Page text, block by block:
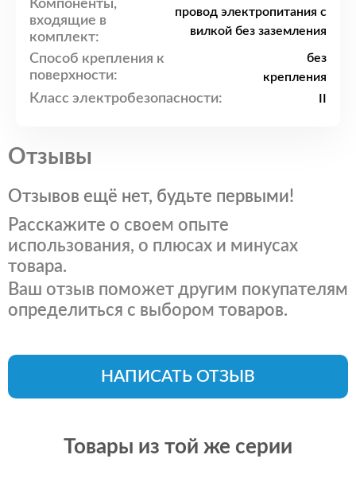
Компоненты,
входящие в
комплект:
провод электропитания с
вилкой без заземления
Способ крепления к
поверхности:
без
крепления
Класс электробезопасности:
Отзывы
Отзывов ещё нет, будьте первыми!
Расскажите о своем опыте
использования, о плюсах и минусах
товара.
Ваш отзыв поможет другим покупателям
определиться с выбором товаров.
НАПИСАТЬ ОТЗЫВ
Товары из той же серии